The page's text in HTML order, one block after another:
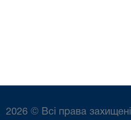
2026 © Всі права захищені